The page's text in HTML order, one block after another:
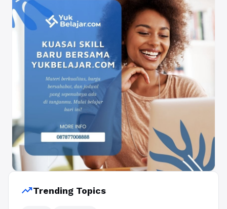
trending_upTrending Topics